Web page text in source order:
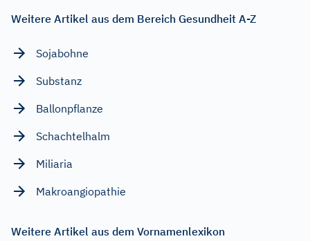
Weitere Artikel aus dem Bereich Gesundheit A-Z
Sojabohne
Substanz
Ballonpflanze
Schachtelhalm
Miliaria
Makroangiopathie
Weitere Artikel aus dem Vornamenlexikon